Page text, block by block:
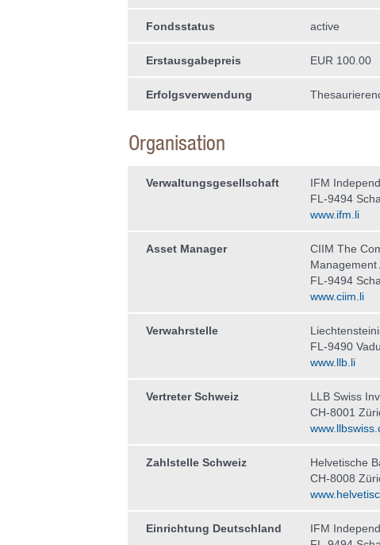
Fondsstatus active
Erstausgabepreis EUR 100.00
Erfolgsverwendung
Organisation
Verwaltungs­gesellschaft
IFM
FL-9494
www.ifm.li
Asset Manager
CIIM The
Management
FL-9494
www.ciim.li
Verwahrstelle
FL-9490
www.llb.li
Vertreter Schweiz
LLB Swiss
CH-8001
Zahlstelle Schweiz
Helvetische
CH-8008
Einrichtung Deutschland
IFM